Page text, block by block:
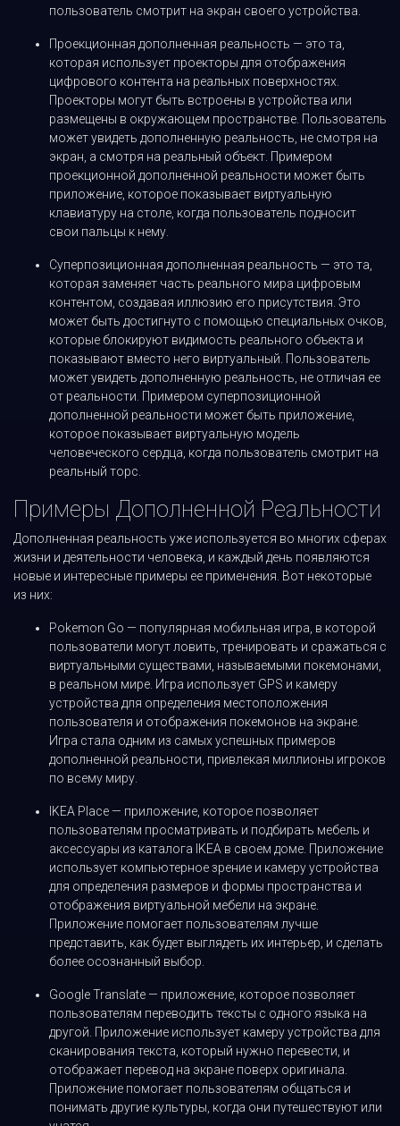
пользователь смотрит на экран своего устройства.
Проекционная дополненная реальность — это та,
которая использует проекторы для отображения
цифрового контента на реальных поверхностях.
Проекторы могут быть встроены в устройства или
размещены в окружающем пространстве. Пользователь
может увидеть дополненную реальность, не смотря на
экран, а смотря на реальный объект. Примером
проекционной дополненной реальности может быть
приложение, которое показывает виртуальную
клавиатуру на столе, когда пользователь подносит
свои пальцы к нему.
Суперпозиционная дополненная реальность — это та,
которая заменяет часть реального мира цифровым
контентом, создавая иллюзию его присутствия. Это
может быть достигнуто с помощью специальных очков,
которые блокируют видимость реального объекта и
показывают вместо него виртуальный. Пользователь
может увидеть дополненную реальность, не отличая ее
от реальности. Примером суперпозиционной
дополненной реальности может быть приложение,
которое показывает виртуальную модель
человеческого сердца, когда пользователь смотрит на
реальный торс.
Примеры Дополненной Реальности
Дополненная реальность уже используется во многих сферах
жизни и деятельности человека, и каждый день появляются
новые и интересные примеры ее применения. Вот некоторые
из них:
Pokemon Go — популярная мобильная игра, в которой
пользователи могут ловить, тренировать и сражаться с
виртуальными существами, называемыми покемонами,
в реальном мире. Игра использует GPS и камеру
устройства для определения местоположения
пользователя и отображения покемонов на экране.
Игра стала одним из самых успешных примеров
дополненной реальности, привлекая миллионы игроков
по всему миру.
IKEA Place — приложение, которое позволяет
пользователям просматривать и подбирать мебель и
аксессуары из каталога IKEA в своем доме. Приложение
использует компьютерное зрение и камеру устройства
для определения размеров и формы пространства и
отображения виртуальной мебели на экране.
Приложение помогает пользователям лучше
представить, как будет выглядеть их интерьер, и сделать
более осознанный выбор.
Google Translate — приложение, которое позволяет
пользователям переводить тексты с одного языка на
другой. Приложение использует камеру устройства для
сканирования текста, который нужно перевести, и
отображает перевод на экране поверх оригинала.
Приложение помогает пользователям общаться и
понимать другие культуры, когда они путешествуют или